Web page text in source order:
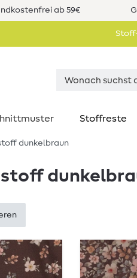
ab 59€
Stoffreste
dunkelbraun